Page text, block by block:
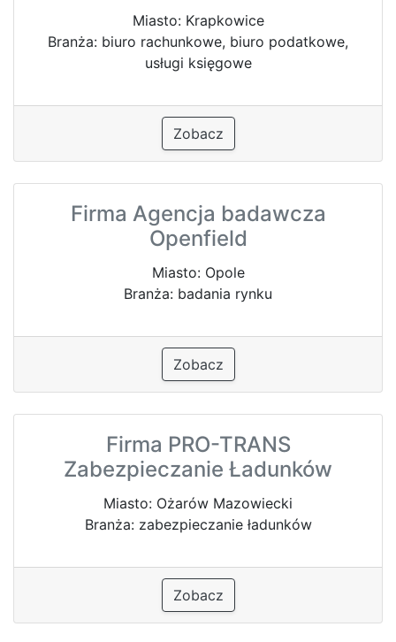
Miasto: Krapkowice
Branża: biuro rachunkowe, biuro podatkowe,
usługi księgowe
Zobacz
Firma Agencja badawcza
Openfield
Miasto: Opole
Branża: badania rynku
Zobacz
Firma PRO-TRANS
Zabezpieczanie Ładunków
Miasto: Ożarów Mazowiecki
Branża: zabezpieczanie ładunków
Zobacz